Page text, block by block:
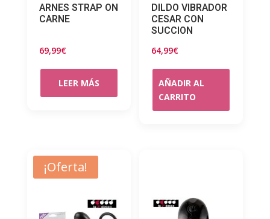
ARNES STRAP ON
CARNE
69,99€
LEER MÁS
DILDO VIBRADOR
CESAR CON
SUCCION
64,99€
AÑADIR AL
CARRITO
¡Oferta!